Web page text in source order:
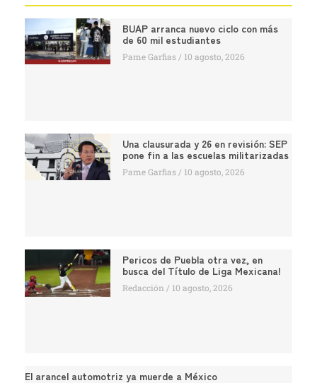
BUAP arranca nuevo ciclo con más
de 60 mil estudiantes
Pame Garfias 10 agosto, 2026
Una clausurada y 26 en revisión: SEP
pone fin a las escuelas militarizadas
Pame Garfias 10 agosto, 2026
Pericos de Puebla otra vez, en
busca del Título de Liga Mexicana!
Redacción 10 agosto, 2026
El arancel automotriz ya muerde a México